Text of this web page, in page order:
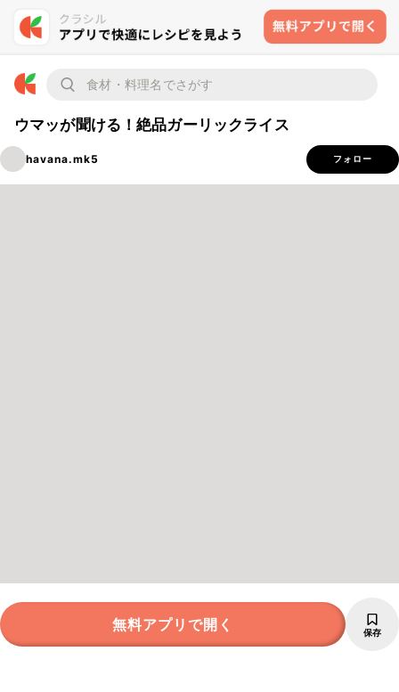
ウマッが聞ける！絶品ガーリックライス
havana.mk5 フォロー
無料アプリで開く 保存